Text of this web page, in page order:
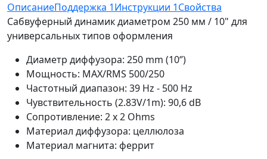
ОписаниеПоддержка 1Инструкции 1Свойства
Сабвуферный динамик диаметром 250 мм / 10" для
универсальных типов оформления
Диаметр диффузора: 250 mm (10‘’)
Мощность: MAX/RMS 500/250
Частотный диапазон: 39 Hz - 500 Hz
Чувствительность (2.83V/1m): 90,6 dB
Сопротивление: 2 х 2 Ohms
Материал диффузора: целлюлоза
Материал магнита: феррит